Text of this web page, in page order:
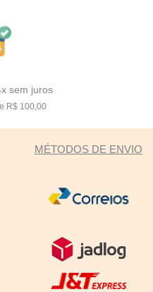
sem juros
R$ 100,00
MÉTODOS DE ENVIO